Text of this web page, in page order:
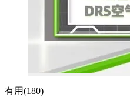
有用(180)